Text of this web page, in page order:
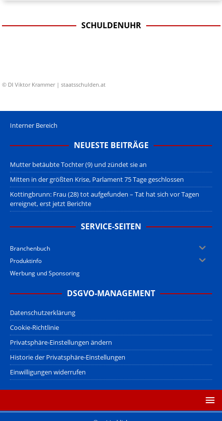
SCHULDENUHR
© DI Viktor Krammer | staatsschulden.at
Interner Bereich
NEUESTE BEITRÄGE
Mutter betäubte Tochter (9) und zündet sie an
Mitten in der größten Krise, Parlament 75 Tage geschlossen
Kottingbrunn: Frau (28) tot aufgefunden – Tat hat sich vor Tagen
erreignet, erst jetzt Berichte
SERVICE-SEITEN
Branchenbuch
Produktinfo
Werbung und Sponsoring
DSGVO-MANAGEMENT
Datenschutzerklärung
Cookie-Richtlinie
Privatsphäre-Einstellungen ändern
Historie der Privatsphäre-Einstellungen
Einwilligungen widerrufen